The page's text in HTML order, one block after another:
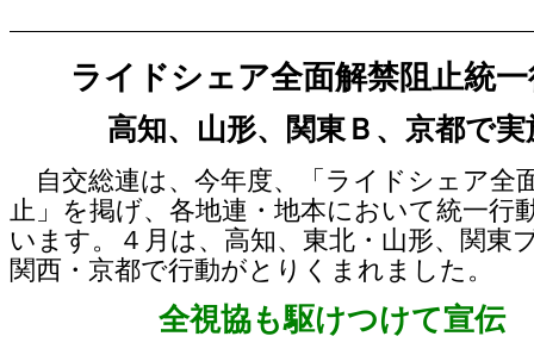
ライドシェア全面解禁阻止統
高知、山形、関東Ｂ、京都で実
自交総連は、今年度、「ライドシェア全
止」を掲げ、各地連・地本において統一行
います。４月は、高知、東北・山形、関東
関西・京都で行動がとりくまれました。
全視協も駆けつけて宣伝